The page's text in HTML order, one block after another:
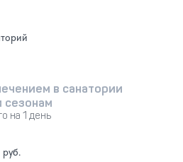
в санатории
сезонам
на 1 день
руб.